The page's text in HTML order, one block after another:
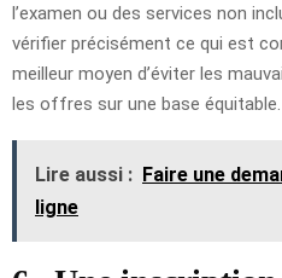
l’examen ou des services non
vérifier précisément ce qui est
meilleur moyen d’éviter les
les offres sur une base équitable.
Lire aussi : Faire une
ligne